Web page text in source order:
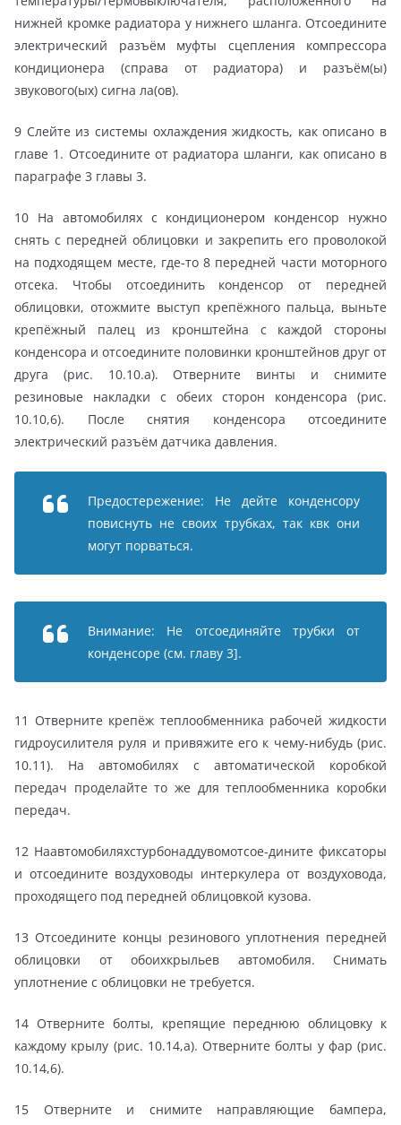
нижней кромке радиатора у нижнего шланга. Отсоедините
электрический разъём муфты сцепления компрессора
кондиционера (справа от радиатора) и разъём(ы)
звукового(ых) сигна ла(ов).
9 Слейте из системы охлаждения жидкость, как описано в
главе 1. Отсоедините от радиатора шланги, как описано в
параграфе 3 главы 3.
10 На автомобилях с кондиционером конденсор нужно
снять с передней облицовки и закрепить его проволокой
на подходящем месте, где-то 8 передней части моторного
отсека. Чтобы отсоединить конденсор от передней
облицовки, отожмите выступ крепёжного пальца, выньте
крепёжный палец из кронштейна с каждой стороны
конденсора и отсоедините половинки кронштейнов друг от
друга (рис. 10.10.а). Отверните винты и снимите
резиновые накладки с обеих сторон конденсора (рис.
10.10,6). После снятия конденсора отсоедините
электрический разъём датчика давления.
Предостережение: Не дейте конденсору
повиснуть не своих трубках, так квк они
могут порваться.
Внимание: Не отсоединяйте трубки от
конденсоре (см. главу 3].
11 Отверните крепёж теплообменника рабочей жидкости
гидроусилителя руля и привяжите его к чему-нибудь (рис.
10.11). На автомобилях с автоматической коробкой
передач проделайте то же для теплообменника коробки
передач.
12 Наавтомобиляхстурбонаддувомотсое-дините фиксаторы
и отсоедините воздуховоды интеркулера от воздуховода,
проходящего под передней облицовкой кузова.
13 Отсоедините концы резинового уплотнения передней
облицовки от обоихкрыльев автомобиля. Снимать
уплотнение с облицовки не требуется.
14 Отверните болты, крепящие переднюю облицовку к
каждому крылу (рис. 10.14,а). Отверните болты у фар (рис.
10.14,6).
15 Отверните и снимите направляющие бампера,